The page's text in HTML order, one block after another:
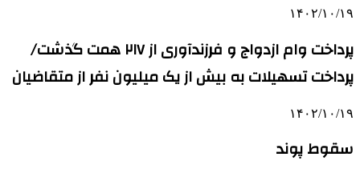
۱۴۰۲/۱۰/۱۹
پرداخت وام ازدواج و فرزندآوری از ۲۱۷ همت گذشت/
پرداخت تسهیلات به بیش از یک میلیون نفر از متقاضیان
۱۴۰۲/۱۰/۱۹
سقوط پوند